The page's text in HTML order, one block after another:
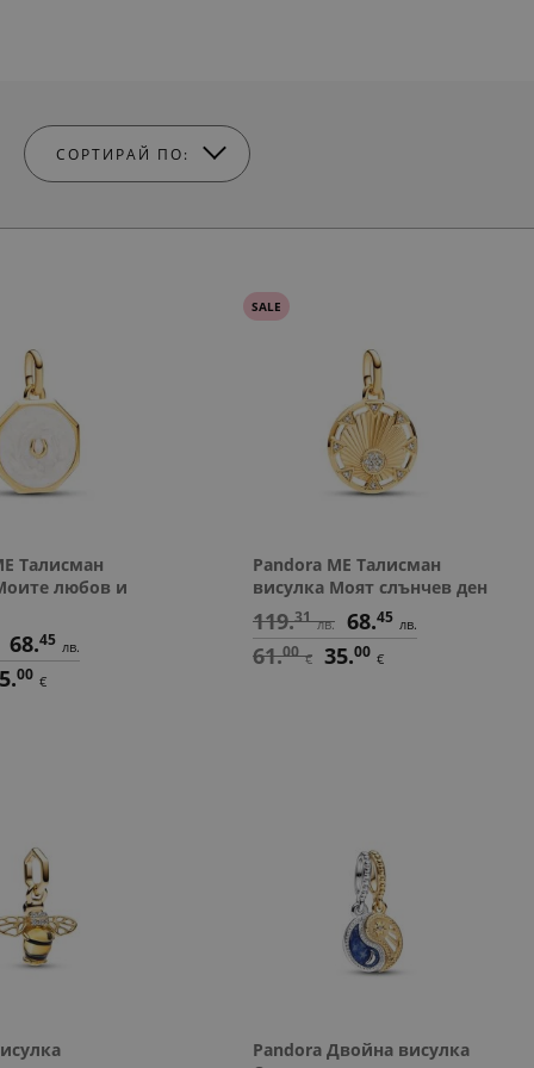
СОРТИРАЙ ПО:
Талисман
любов и
68.45 лв.
00 €
SALE
Pandora ME Талисман
висулка Моят слънчев ден
119.31 лв. 68.45 лв.
61.00 € 35.00 €
Pandora Двойна висулка